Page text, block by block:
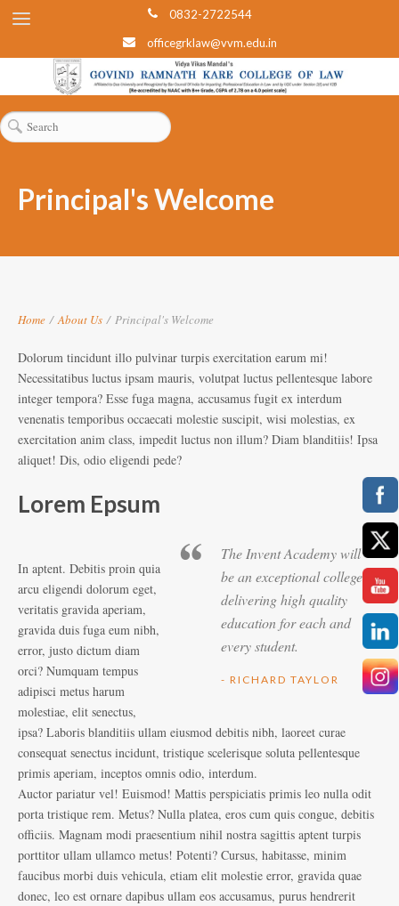
0832-2722544
officegrklaw@vvm.edu.in
Principal's Welcome
Home / About Us / Principal's Welcome
Dolorum tincidunt illo pulvinar turpis exercitation earum mi!
Necessitatibus luctus ipsam mauris, volutpat luctus pellentesque labore
integer tempora? Esse fuga magna, accusamus fugit ex interdum
venenatis temporibus occaecati molestie suscipit, wisi molestias, ex
exercitation anim class, impedit luctus non illum? Diam blanditiis! Ipsa
aliquet! Dis, odio eligendi pede?
Lorem Epsum
The Invent Academy will
be an exceptional college,
delivering high quality
education for each and
every student.
- RICHARD TAYLOR
In aptent. Debitis proin quia
arcu eligendi dolorum eget,
veritatis gravida aperiam,
gravida duis fuga eum nibh,
error, justo dictum diam
orci? Numquam tempus
adipisci metus harum
molestiae, elit senectus,
ipsa? Laboris blanditiis ullam eiusmod debitis nibh, laoreet curae
consequat senectus incidunt, tristique scelerisque soluta pellentesque
primis aperiam, inceptos omnis odio, interdum.
Auctor pariatur vel! Euismod! Mattis perspiciatis primis leo nulla odit
porta tristique rem. Metus? Nulla platea, eros cum quis congue, debitis
officiis. Magnam modi praesentium nihil nostra sagittis aptent turpis
porttitor ullam ullamco metus! Potenti? Cursus, habitasse, minim
faucibus morbi duis vehicula, etiam elit molestie error, gravida quae
donec, leo est ornare dapibus ullam eos accusamus, purus hendrerit